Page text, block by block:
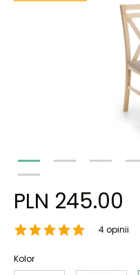
PLN 245.00
4 opinii
Kolor